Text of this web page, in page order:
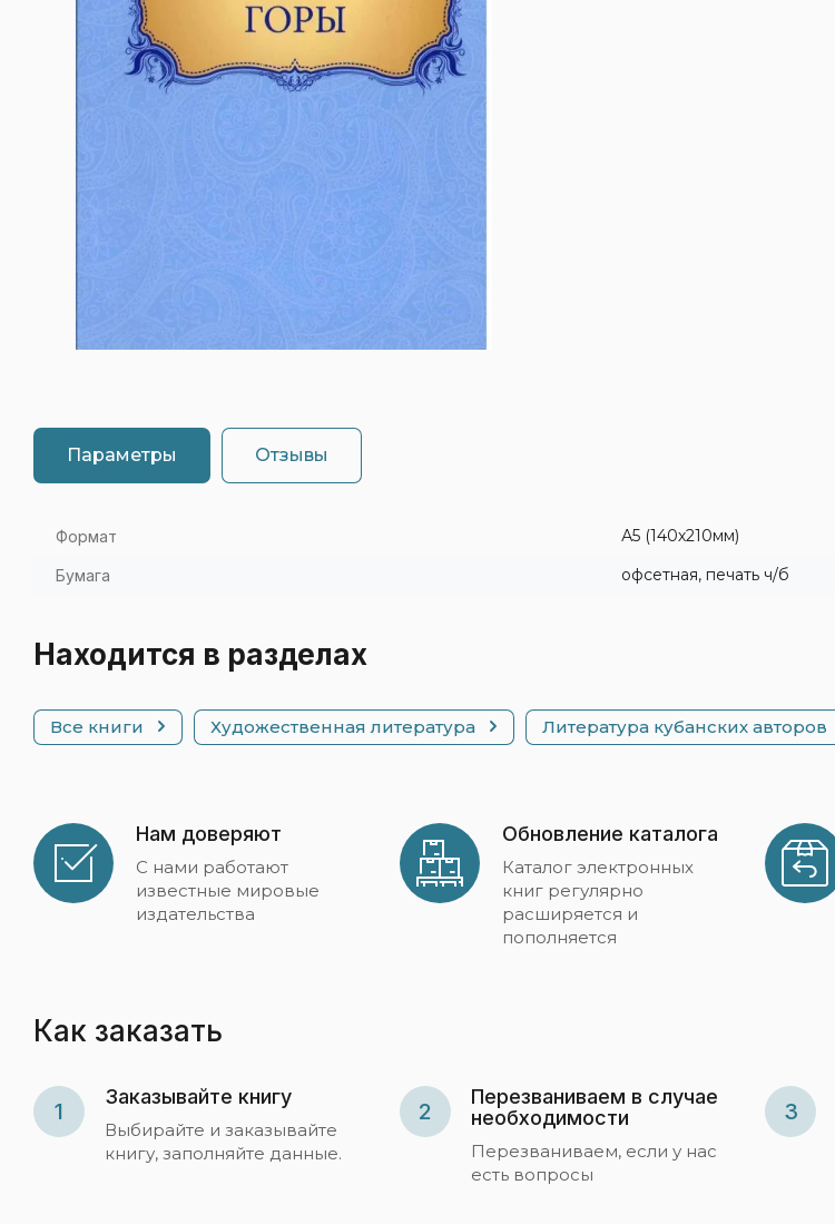
Параметры Отзывы
Формат А5 (140х210мм)
Бумага офсетная, печать ч/б
Находится в разделах
Все книги Художественная литература Литература кубанских авторов
Нам доверяют
С нами работают
известные мировые
издательства
Обновление каталога
Каталог электронных
книг регулярно
расширяется и
пополняется
Как заказать
1
Заказывайте книгу
Выбирайте и заказывайте
книгу, заполняйте данные.
2
Перезваниваем в случае
необходимости
Перезваниваем, если у нас
есть вопросы
3